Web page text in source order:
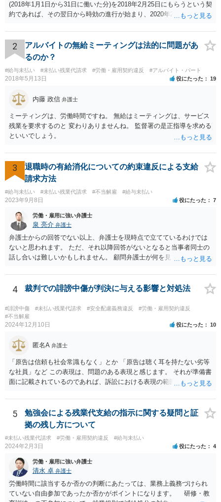
(2018年1月1日から31日に働いた分)を2018年2月25日にもらうという契
約であれば、その翌日から時効の進行が始まり、2020年2月25日の経
2
アルバイトの無給ミーティングは法的に問題があ
るのか？
#給与未払い #未払い残業代請求 #労働・雇用契約違反 #アルバイト・パート
2018年5月13日 役にたった 19
内藤 政信 弁護士
ミーティングは、労働時間ですね。 無給はミーティングは、サービス
残業を要求するのと 変わりありませんね。 監督署の是正指導を求める
といいでしょう。
3
退職時の有給消化についての約束違反による支給
請求方法
#給与未払い #未払い残業代請求 #不当解雇 #給与未払い
2023年9月8日 役にたった 7
労働・雇用に強い弁護士
泉 亮介 弁護士
弁護士からの回答でない以上、弁護士を現時点で立てているわけでは
ないと思われます。 ただ、それ以降回答がないとなると当事者同士の
話し合いは難しいかもしれません。 顧問弁護士が何を見て判断したの
で、どの程度の事実を顧問弁護士が把握しているかも不明です。 有休
消化の話がないのであれば、退職手続きだけを見れば問題がなかった
4 裁判での誹謗中傷が判決に与える影響と対処法
#誹謗中傷 #未払い残業代請求 #安全配慮義務違反
#労働・雇用契約違反
#不当解雇
2024年12月10日 役にたった 10
匿名A 弁護士
「原告は信頼も社会常識もなく」とか 「原告は聴く耳を持たない劣等
な社員」など この表現は、問題のある表現と感じます。 それが準備書
面に記載されているのであれば、訴訟における表現の範囲を超えてい
5
勉強会による残業代支給の指示に関する疑問と証
拠の残し方について
#未払い残業代請求 #労働・雇用契約違反 #給与未払い
2024年2月3日 役にたった 4
労働・雇用に強い弁護士
清水 卓 弁護士
労働時間に該当するか否かの判断にあたっては、業務上義務づけられ
ていない自由参加であったか否かがポイントになります。 研修・教